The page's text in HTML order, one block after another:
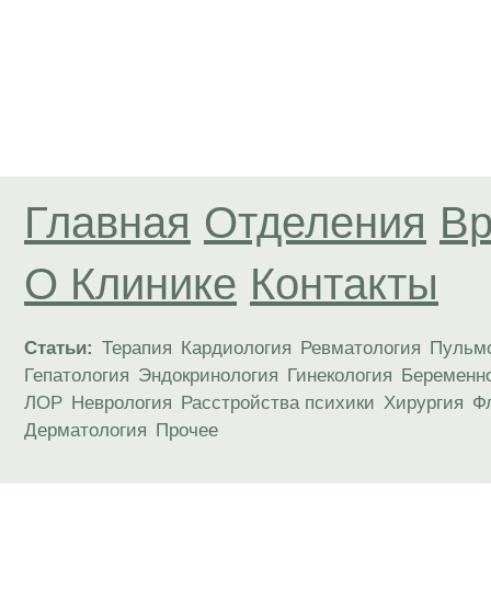
Главная Отделения
О Клинике Контакты
Статьи: Терапия Кардиология Ревматология
Гепатология Эндокринология Гинекология
ЛОР Неврология Расстройства психики Хирургия
Дерматология Прочее